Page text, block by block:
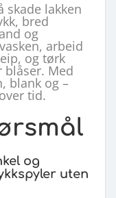
skade lakken
bred
og
arbeid
og tørk
Med
blank og –
tid.
og
uten